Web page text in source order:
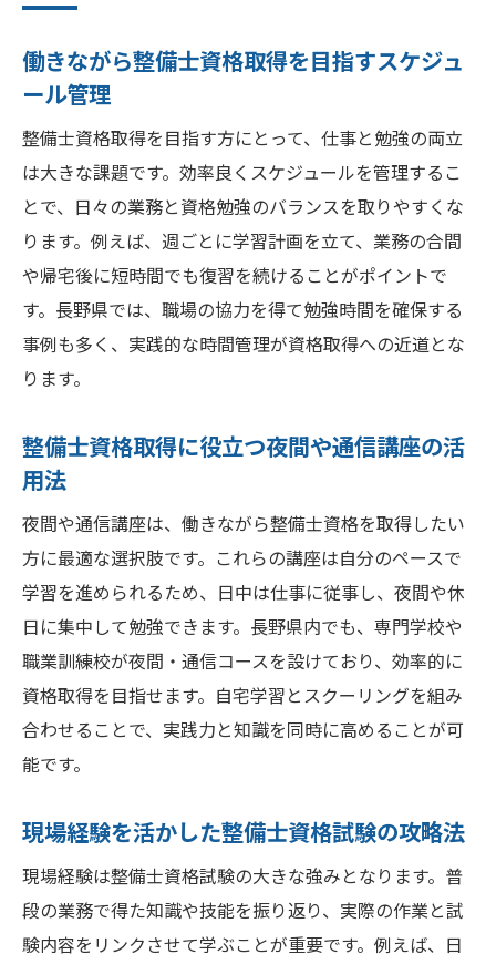
働きながら整備士資格取得を目指すスケジュ
ール管理
整備士資格取得を目指す方にとって、仕事と勉強の両立
は大きな課題です。効率良くスケジュールを管理するこ
とで、日々の業務と資格勉強のバランスを取りやすくな
ります。例えば、週ごとに学習計画を立て、業務の合間
や帰宅後に短時間でも復習を続けることがポイントで
す。長野県では、職場の協力を得て勉強時間を確保する
事例も多く、実践的な時間管理が資格取得への近道とな
ります。
整備士資格取得に役立つ夜間や通信講座の活
用法
夜間や通信講座は、働きながら整備士資格を取得したい
方に最適な選択肢です。これらの講座は自分のペースで
学習を進められるため、日中は仕事に従事し、夜間や休
日に集中して勉強できます。長野県内でも、専門学校や
職業訓練校が夜間・通信コースを設けており、効率的に
資格取得を目指せます。自宅学習とスクーリングを組み
合わせることで、実践力と知識を同時に高めることが可
能です。
現場経験を活かした整備士資格試験の攻略法
現場経験は整備士資格試験の大きな強みとなります。普
段の業務で得た知識や技能を振り返り、実際の作業と試
験内容をリンクさせて学ぶことが重要です。例えば、日